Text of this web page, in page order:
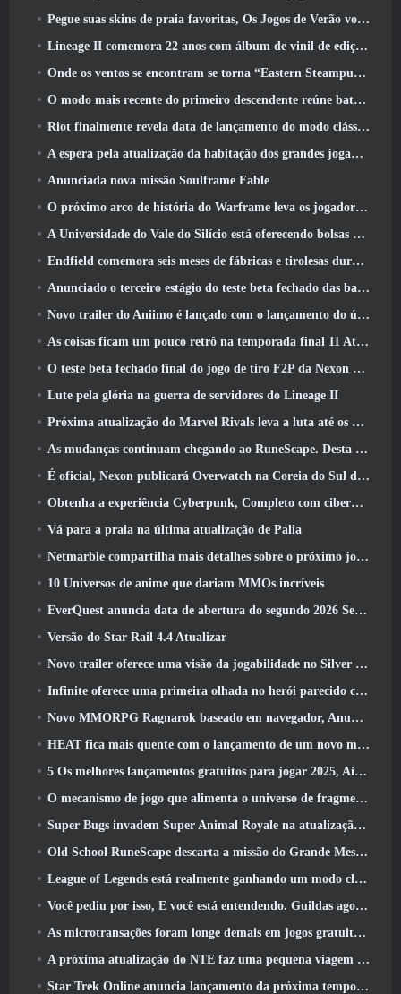
Pegue suas skins de praia favoritas, Os Jogos de Verão voltaram ao Overwatch
Lineage II comemora 22 anos com álbum de vinil de edição de colecionador
Onde os ventos se encontram se torna “Eastern Steampunk” na versão 2.0
O modo mais recente do primeiro descendente reúne batalhas difíceis de interceptação de vazio e as profundezas
Riot finalmente revela data de lançamento do modo clássico de League Of Legends
A espera pela atualização da habitação dos grandes jogadores do RuneScape acabou
Anunciada nova missão Soulframe Fable
O próximo arco de história do Warframe leva os jogadores a um novo mapa estelar, O Sistema Tau
A Universidade do Vale do Silício está oferecendo bolsas de estudo para jogos e alguns dos requisitos são interessantes
Endfield comemora seis meses de fábricas e tirolesas durante sua próxima atualização
Anunciado o terceiro estágio do teste beta fechado das batalhas de infantaria do War Thunder
Novo trailer do Aniimo é lançado com o lançamento do último teste beta fechado
As coisas ficam um pouco retrô na temporada final 11 Atualizar
O teste beta fechado final do jogo de tiro F2P da Nexon Sudden Attack Zero Point começou hoje
Lute pela glória na guerra de servidores do Lineage II
Próxima atualização do Marvel Rivals leva a luta até os deuses
As mudanças continuam chegando ao RuneScape. Desta vez é a habitação do jogador
É oficial, Nexon publicará Overwatch na Coreia do Sul daqui para frente
Obtenha a experiência Cyberpunk, Completo com ciberpsicose, No próximo evento de crossover do Apex Legends
Vá para a praia na última atualização de Palia
Netmarble compartilha mais detalhes sobre o próximo jogo de nivelamento solo, Nivelamento Solo: KARMA na Anime Expo
10 Universos de anime que dariam MMOs incríveis
EverQuest anuncia data de abertura do segundo 2026 Servidor de expansão bloqueado por tempo
Versão do Star Rail 4.4 Atualizar
Novo trailer oferece uma visão da jogabilidade no Silver Palace
Infinite oferece uma primeira olhada no herói parecido com uma sereia chegando no SS13: Pós-luz
Novo MMORPG Ragnarok baseado em navegador, Anunciado o Universo Ragnarok
HEAT fica mais quente com o lançamento de um novo mapa do deserto
5 Os melhores lançamentos gratuitos para jogar 2025, Ainda vale a pena jogar 2026?
O mecanismo de jogo que alimenta o universo de fragmentos únicos do Eve Online agora é de código aberto
Super Bugs invadem Super Animal Royale na atualização ‘Super Natural’
Old School RuneScape descarta a missão do Grande Mestre ‘The Blood Moon Rises’, Encerrando uma missão de 20 anos
League of Legends está realmente ganhando um modo clássico
Você pediu por isso, E você está entendendo. Guildas agora estão disponíveis em Eterspire
As microtransações foram longe demais em jogos gratuitos?
A próxima atualização do NTE faz uma pequena viagem paralela a um jogo de mesa de fantasia
Star Trek Online anuncia lançamento da próxima temporada “Undiscovered”